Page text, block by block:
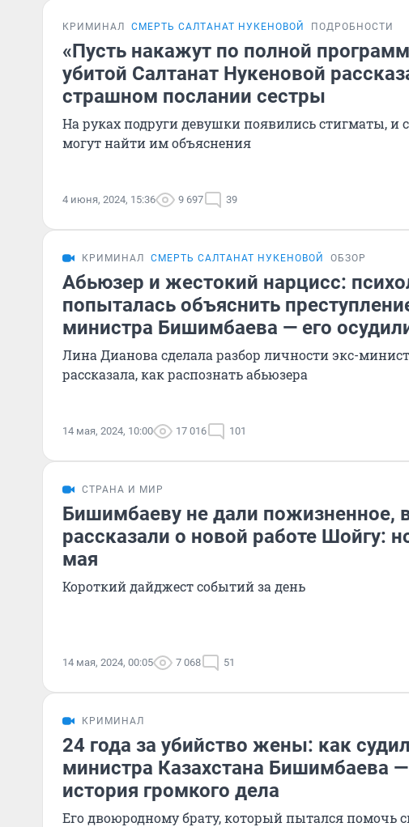
КРИМИНАЛ СМЕРТЬ САЛТАНАТ НУКЕНОВОЙ ПОДРОБНОСТИ
«Пусть накажут по полной
убитой Салтанат Нукеновой
страшном послании сестры
На руках подруги девушки появились стигматы, и
могут найти им объяснения
4 июня, 2024, 15:36 9 697 39
КРИМИНАЛ СМЕРТЬ САЛТАНАТ НУКЕНОВОЙ ОБЗОР
Абьюзер и жестокий нарцисс:
попыталась объяснить
министра Бишимбаева — его
Лина Дианова сделала разбор личности экс-
рассказала, как распознать абьюзера
14 мая, 2024, 10:00 17 016 101
СТРАНА И МИР
Бишимбаеву не дали пожизненное,
рассказали о новой работе Шойгу:
мая
Короткий дайджест событий за день
14 мая, 2024, 00:05 7 068 51
КРИМИНАЛ
24 года за убийство жены: как
министра Казахстана Бишимбаева
история громкого дела
Его двоюродному брату, который пытался помочь